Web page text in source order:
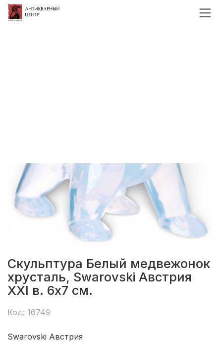
Скульптура Белый медвежонок
хрусталь, Swarovski Австрия
XXI в. 6x7 см.
Код: 16749
Swarovski Австрия